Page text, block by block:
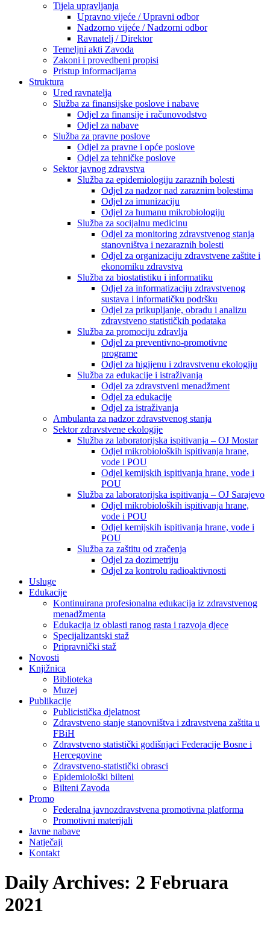
Tijela upravljanja
Upravno vijeće / Upravni odbor
Nadzorno vijeće / Nadzorni odbor
Ravnatelj / Direktor
Temeljni akti Zavoda
Zakoni i provedbeni propisi
Pristup informacijama
Struktura
Ured ravnatelja
Služba za finansijske poslove i nabave
Odjel za finansije i računovodstvo
Odjel za nabave
Služba za pravne poslove
Odjel za pravne i opće poslove
Odjel za tehničke poslove
Sektor javnog zdravstva
Služba za epidemiologiju zaraznih bolesti
Odjel za nadzor nad zaraznim bolestima
Odjel za imunizaciju
Odjel za humanu mikrobiologiju
Služba za socijalnu medicinu
Odjel za monitoring zdravstvenog stanja
stanovništva i nezaraznih bolesti
Odjel za organizaciju zdravstvene zaštite i
ekonomiku zdravstva
Služba za biostatistiku i informatiku
Odjel za informatizaciju zdravstvenog
sustava i informatičku podršku
Odjel za prikupljanje, obradu i analizu
zdravstveno statističkih podataka
Služba za promociju zdravlja
Odjel za preventivno-promotivne
programe
Odjel za higijenu i zdravstvenu ekologiju
Služba za edukacije i istraživanja
Odjel za zdravstveni menadžment
Odjel za edukacije
Odjel za istraživanja
Ambulanta za nadzor zdravstvenog stanja
Sektor zdravstvene ekologije
Služba za laboratorijska ispitivanja – OJ Mostar
Odjel mikrobioloških ispitivanja hrane,
vode i POU
Odjel kemijskih ispitivanja hrane, vode i
POU
Služba za laboratorijska ispitivanja – OJ Sarajevo
Odjel mikrobioloških ispitivanja hrane,
vode i POU
Odjel kemijskih ispitivanja hrane, vode i
POU
Služba za zaštitu od zračenja
Odjel za dozimetriju
Odjel za kontrolu radioaktivnosti
Usluge
Edukacije
Kontinuirana profesionalna edukacija iz zdravstvenog
menadžmenta
Edukacija iz oblasti ranog rasta i razvoja djece
Specijalizantski staž
Pripravnički staž
Novosti
Knjižnica
Biblioteka
Muzej
Publikacije
Publicistička djelatnost
Zdravstveno stanje stanovništva i zdravstvena zaštita u
FBiH
Zdravstveno statistički godišnjaci Federacije Bosne i
Hercegovine
Zdravstveno-statistički obrasci
Epidemiološki bilteni
Bilteni Zavoda
Promo
Federalna javnozdravstvena promotivna platforma
Promotivni materijali
Javne nabave
Natječaji
Kontakt
Daily Archives: 2 Februara
2021